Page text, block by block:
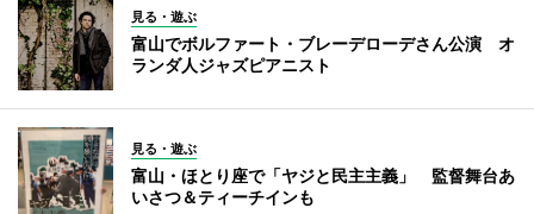
見る・遊ぶ
富山でボルファート・ブレーデローデさん公演 オ
ランダ人ジャズピアニスト
見る・遊ぶ
富山・ほとり座で「ヤジと民主主義」 監督舞台あ
いさつ＆ティーチインも